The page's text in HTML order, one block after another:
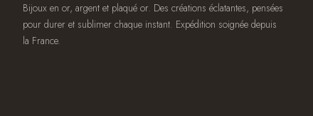
Bijoux en or, argent et plaqué or. Des créations éclatantes, pensées
pour durer et sublimer chaque instant. Expédition soignée depuis
la France.